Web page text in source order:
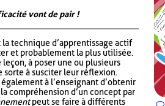
vont de pair !
technique d’apprentissage actif
et probablement la plus utilisée.
leçon, à poser une ou plusieurs
sorte à susciter leur réflexion.
à l’enseignant d’obtenir
compréhension d’un concept par
peut se faire à différents